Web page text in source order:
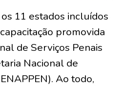
11 estados incluídos
promovida
de Serviços Penais
Nacional de
Ao todo,